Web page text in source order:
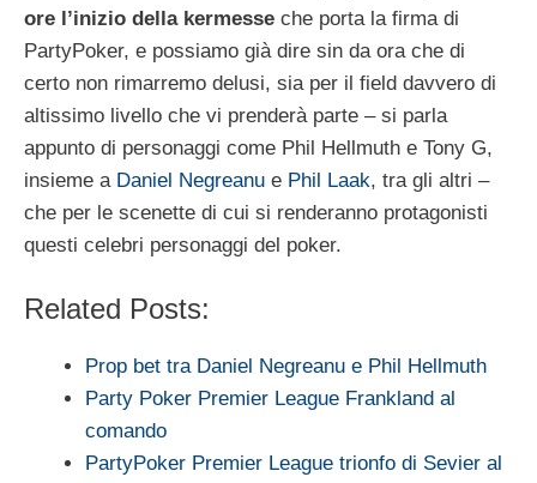
ore l’inizio della kermesse che porta la firma di
PartyPoker, e possiamo già dire sin da ora che di
certo non rimarremo delusi, sia per il field davvero di
altissimo livello che vi prenderà parte – si parla
appunto di personaggi come Phil Hellmuth e Tony G,
insieme a Daniel Negreanu e Phil Laak, tra gli altri –
che per le scenette di cui si renderanno protagonisti
questi celebri personaggi del poker.
Related Posts:
Prop bet tra Daniel Negreanu e Phil Hellmuth
Party Poker Premier League Frankland al
comando
PartyPoker Premier League trionfo di Sevier al